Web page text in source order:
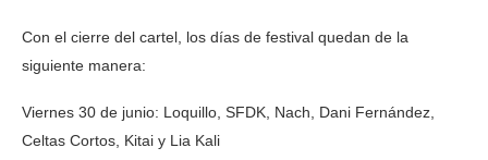
Con el cierre del cartel, los días de festival quedan de la
siguiente manera:
Viernes 30 de junio: Loquillo, SFDK, Nach, Dani Fernández,
Celtas Cortos, Kitai y Lia Kali